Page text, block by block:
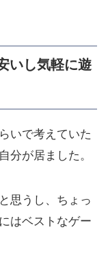
いし気軽に遊
いで考えていた
分が居ました。
思うし、ちょっ
はベストなゲー